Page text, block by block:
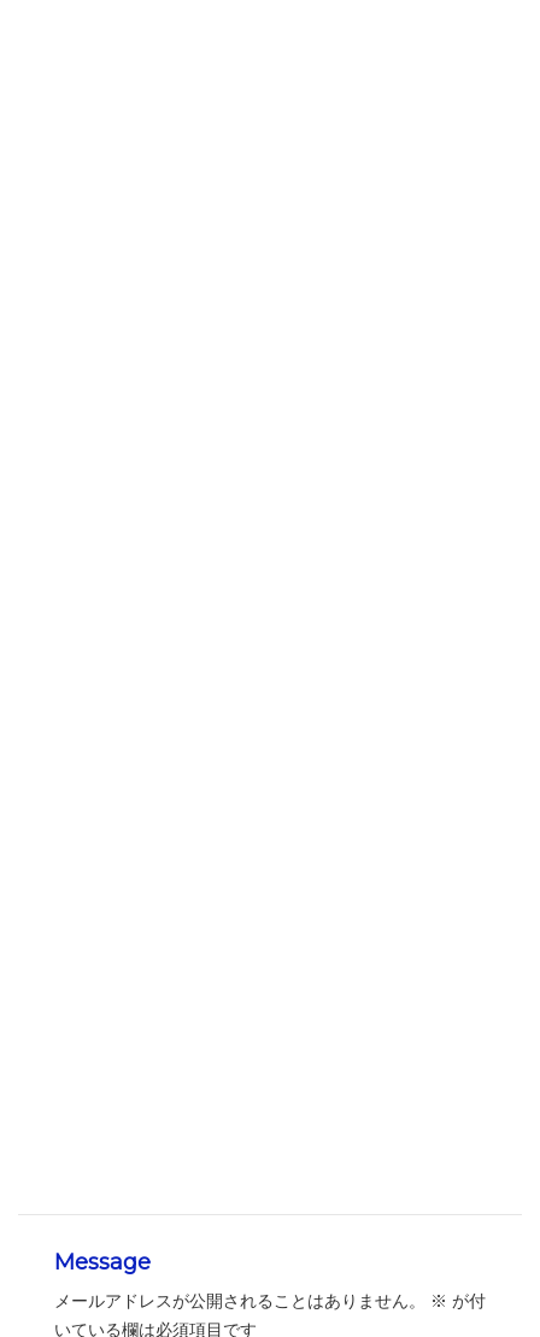
Message
メールアドレスが公開されることはありません。 ※ が付
いている欄は必須項目です